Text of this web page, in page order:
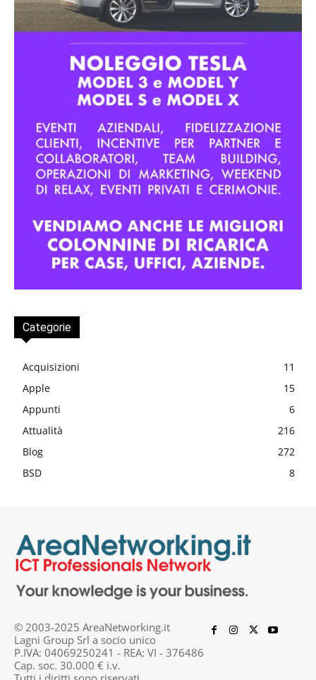
Categorie
Acquisizioni
11
Apple
15
Appunti
6
Attualità
216
Blog
272
BSD
8
© 2003-2025 AreaNetworking.it
Lagni Group Srl a socio unico
P.IVA: 04069250241 - REA: VI - 376486
Cap. soc. 30.000 € i.v.